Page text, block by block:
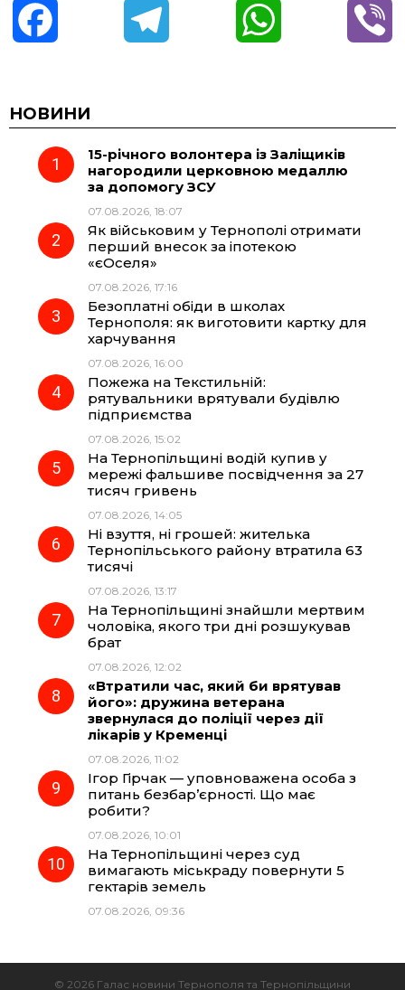
c
e
o
k
e
g
r
a
m
t
A
НОВИНИ
15-річного волонтера із Заліщиків
нагородили церковною медаллю
за допомогу ЗСУ
07.08.2026, 18:07
Як військовим у Тернополі отримати
перший внесок за іпотекою
«єОселя»
07.08.2026, 17:16
Безоплатні обіди в школах
Тернополя: як виготовити картку для
харчування
07.08.2026, 16:00
Пожежа на Текстильній:
рятувальники врятували будівлю
підприємства
07.08.2026, 15:02
На Тернопільщині водій купив у
мережі фальшиве посвідчення за 27
тисяч гривень
07.08.2026, 14:05
Ні взуття, ні грошей: жителька
Тернопільського району втратила 63
тисячі
07.08.2026, 13:17
На Тернопільщині знайшли мертвим
чоловіка, якого три дні розшукував
брат
07.08.2026, 12:02
«Втратили час, який би врятував
його»: дружина ветерана
звернулася до поліції через дії
лікарів у Кременці
07.08.2026, 11:02
Ігор Гірчак — уповноважена особа з
питань безбар’єрності. Що має
робити?
07.08.2026, 10:01
На Тернопільщині через суд
вимагають міськраду повернути 5
гектарів земель
07.08.2026, 09:36
© 2026 Галас новини Тернополя та Тернопільщини